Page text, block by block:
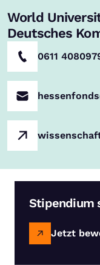
World
Deutsches
0611
Stipendium
Jetzt